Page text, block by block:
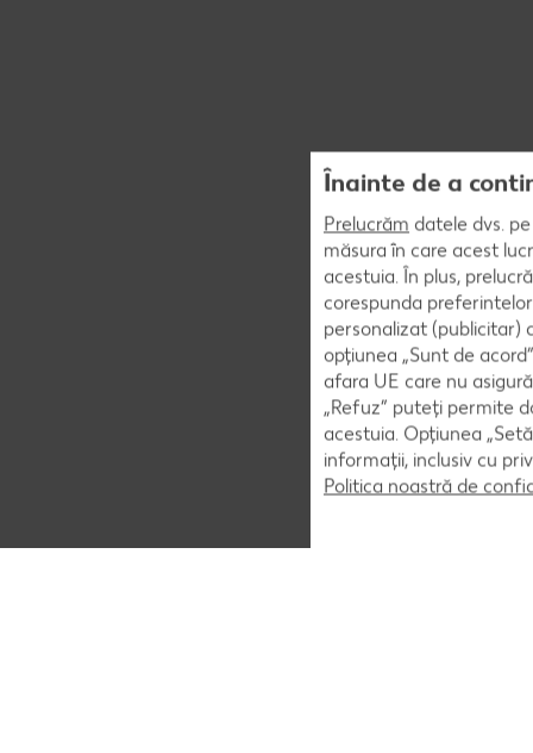
Înainte de a
Prelucrăm datele dvs.
măsura în care acest
acestuia. În plus,
corespunda
personalizat (publicitar)
opțiunea „Sunt de
afara UE care nu
„Refuz” puteți permite
acestuia. Opțiunea
informații, inclusiv cu
Politica noastră de